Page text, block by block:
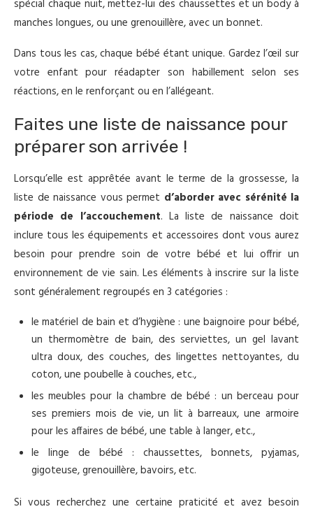
spécial chaque nuit, mettez-lui des chaussettes et un body à
manches longues, ou une grenouillère, avec un bonnet.
Dans tous les cas, chaque bébé étant unique. Gardez l’œil sur
votre enfant pour réadapter son habillement selon ses
réactions, en le renforçant ou en l’allégeant.
Faites une liste de naissance pour
préparer son arrivée !
Lorsqu’elle est apprêtée avant le terme de la grossesse, la
liste de naissance vous permet d’aborder avec sérénité la
période de l’accouchement. La liste de naissance doit
inclure tous les équipements et accessoires dont vous aurez
besoin pour prendre soin de votre bébé et lui offrir un
environnement de vie sain. Les éléments à inscrire sur la liste
sont généralement regroupés en 3 catégories :
le matériel de bain et d’hygiène : une baignoire pour bébé,
un thermomètre de bain, des serviettes, un gel lavant
ultra doux, des couches, des lingettes nettoyantes, du
coton, une poubelle à couches, etc.,
les meubles pour la chambre de bébé : un berceau pour
ses premiers mois de vie, un lit à barreaux, une armoire
pour les affaires de bébé, une table à langer, etc.,
le linge de bébé : chaussettes, bonnets, pyjamas,
gigoteuse, grenouillère, bavoirs, etc.
Si vous recherchez une certaine praticité et avez besoin